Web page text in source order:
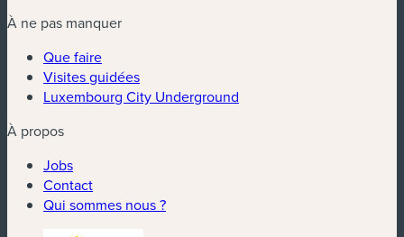
À ne pas manquer
Que faire
Visites guidées
Luxembourg City Underground
À propos
Jobs
Contact
Qui sommes nous ?